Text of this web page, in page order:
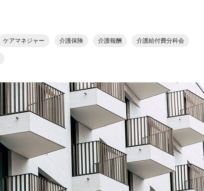
ケアマネジャー 介護保険 介護報酬 介護給付費分科会